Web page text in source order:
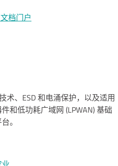
文档门户
术、ESD 和电涌保护，以及适用
和低功耗广域网 (LPWAN) 基础
。